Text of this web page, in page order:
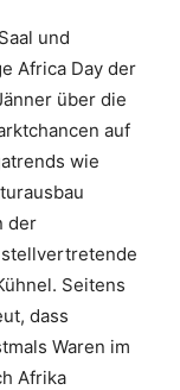
und
Africa Day der
über die
auf
wie
der
Seitens
dass
Waren im
Afrika